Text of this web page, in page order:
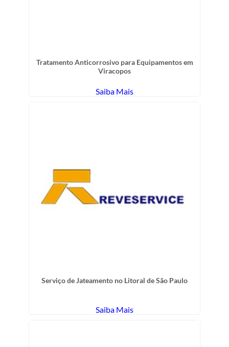
Tratamento Anticorrosivo para Equipamentos em
Viracopos
Saiba Mais
Serviço de Jateamento no Litoral de São Paulo
Saiba Mais